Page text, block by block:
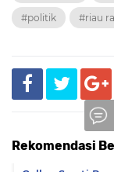
#politik #riau
Rekomendasi